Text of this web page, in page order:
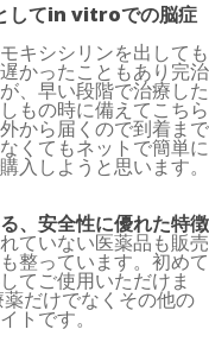
してin vitroでの脳症
キシシリンを出しても
かったこともあり完治
、早い段階で治療した
もの時に備えてこちら
から届くので到着まで
くてもネットで簡単に
入しようと思います。
、安全性に優れた特徴
ていない医薬品も販売
整っています。初めて
てご使用いただけま
だけでなくその他の
トです。